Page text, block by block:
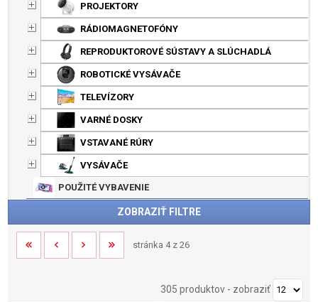
PROJEKTORY
RÁDIOMAGNETOFÓNY
REPRODUKTOROVÉ SÚSTAVY A SLÚCHADLÁ
ROBOTICKÉ VYSÁVAČE
TELEVÍZORY
VARNÉ DOSKY
VSTAVANÉ RÚRY
VYSÁVAČE
POUŽITÉ VYBAVENIE
ZOBRAZIŤ FILTRE
stránka 4 z 26
305 produktov- zobraziť